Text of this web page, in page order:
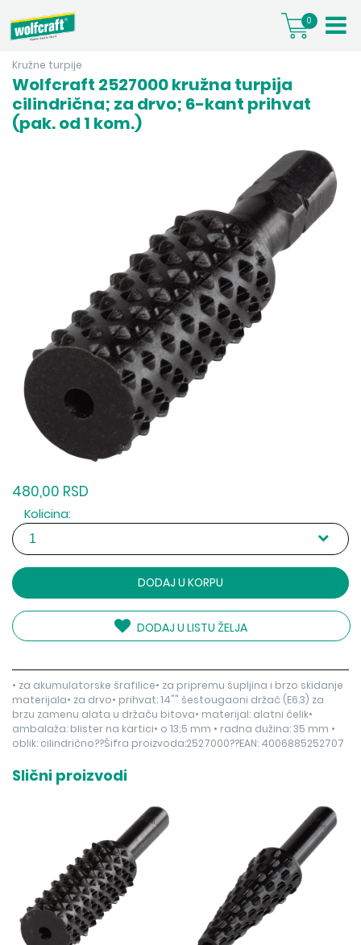
0
Kružne turpije
Wolfcraft 2527000 kružna turpija
cilindrična; za drvo; 6-kant prihvat
(pak. od 1 kom.)
480,00 RSD
Kolicina:
DODAJ U KORPU
DODAJ U LISTU ŽELJA
• za akumulatorske šrafilice• za pripremu šupljina i brzo skidanje
materijala• za drvo• prihvat: 14"" šestougaoni držač (E6.3) za
brzu zamenu alata u držaču bitova• materijal: alatni čelik•
ambalaža: blister na kartici• o 13;5 mm • radna dužina: 35 mm •
oblik: cilindrično??Šifra proizvoda:2527000??EAN: 4006885252707
Slični proizvodi